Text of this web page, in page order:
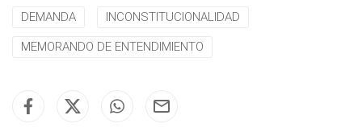
DEMANDA INCONSTITUCIONALIDAD
MEMORANDO DE ENTENDIMIENTO